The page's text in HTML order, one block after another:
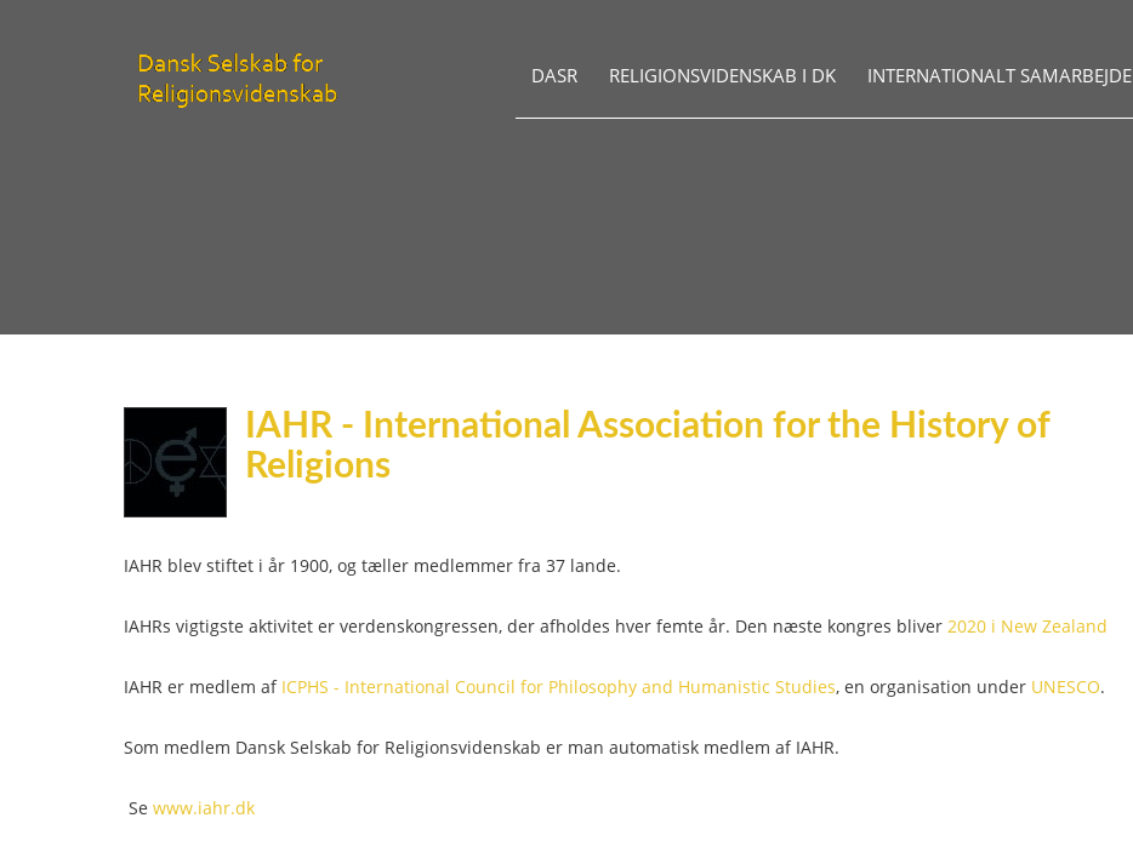
DASR RELIGIONSVIDENSKAB I DK INTERNATIONALT SAMARBEJDE
IAHR - International Association for the History of
Religions
IAHR blev stiftet i år 1900, og tæller medlemmer fra 37 lande.
IAHRs vigtigste aktivitet er verdenskongressen, der afholdes hver femte år. Den næste kongres bliver 2020 i New Zealand
IAHR er medlem af ICPHS - International Council for Philosophy and Humanistic Studies, en organisation under UNESCO.
Som medlem Dansk Selskab for Religionsvidenskab er man automatisk medlem af IAHR.
Se www.iahr.dk